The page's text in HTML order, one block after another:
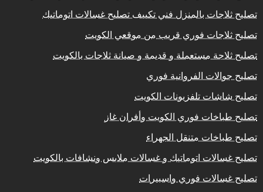
تصليح ثلاجات بالمنزل فني تكييف تصليح غسالات اتوماتيك
تصليح ثلاجات فوري قريب من موقعي الكويت
تصليح ثلاجة مستعملة و قديمة و صيانة ثلاجات بالكويت
تصليح جوالات الفروانية فوري
تصليح شاشات تلفزيونات الكويت
تصليح طباخات فوري الكويت وأفران غاز
تصليح طباخات متنقل الجهراء
تصليح غسالات اتوماتيك و غسالات ملابس ونشافات بالكويت
تصليح غسالات فوري واسبيرات